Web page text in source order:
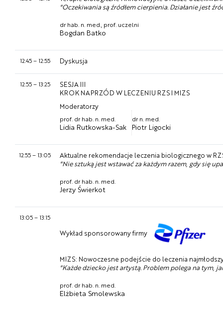
"Oczekiwania są źródłem cierpienia. Działanie jest
dr hab. n. med., prof. uczelni
Bogdan Batko
12:45– 12:55 Dyskusja
12:55– 13:25
SESJA III
KROK NAPRZÓD W LECZENIU RZS I MIZS
Moderatorzy
prof. dr hab. n. med.
Lidia Rutkowska-Sak
dr n. med.
Piotr Ligocki
12:55– 13:05
Aktualne rekomendacje leczenia biologicznego w
"Nie sztuką jest wstawać za każdym razem, gdy się
prof. dr hab. n. med.
Jerzy Świerkot
13:05– 13:15
Wykład sponsorowany firmy
MIZS: Nowoczesne podejście do leczenia
"Każde dziecko jest artystą. Problem polega na tym,
prof. dr hab. n. med.
Elżbieta Smolewska